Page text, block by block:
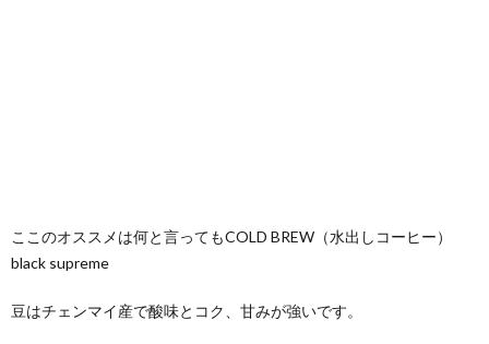
ここのオススメは何と言ってもCOLD BREW（水出しコーヒー）
black supreme
豆はチェンマイ産で酸味とコク、甘みが強いです。